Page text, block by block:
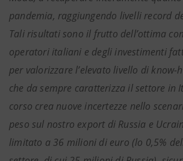
pandemia, raggiungendo livelli record
Tali risultati sono il frutto dell’ottima
operatori italiani e degli investimenti
per valorizzare l’elevato livello di know-
che da sempre caratterizza il settore in
corso crea nuove incertezze nello
peso sul nostro export di Russia e
limitato a 36 milioni di euro (lo 0,5%